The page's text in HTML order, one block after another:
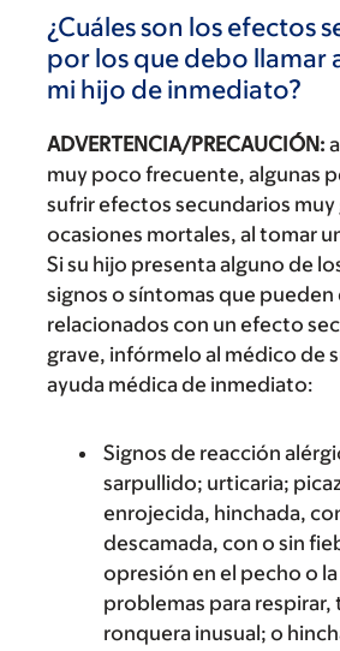
¿Cuáles son los efectos
por los que debo llamar
mi hijo de inmediato?
ADVERTENCIA/PRECAUCIÓN:
muy poco frecuente, algunas
sufrir efectos secundarios muy
ocasiones mortales, al tomar
Si su hijo presenta alguno de
signos o síntomas que pueden
relacionados con un efecto
grave, infórmelo al médico de
ayuda médica de inmediato:
Signos de reacción
sarpullido; urticaria;
enrojecida, hinchada,
descamada, con o sin
opresión en el pecho o
problemas para respirar,
ronquera inusual; o